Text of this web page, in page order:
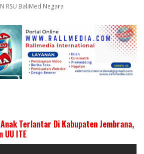
RSU BaliMed Negara
Terlantar Di Kabupaten Jembrana,
UU ITE